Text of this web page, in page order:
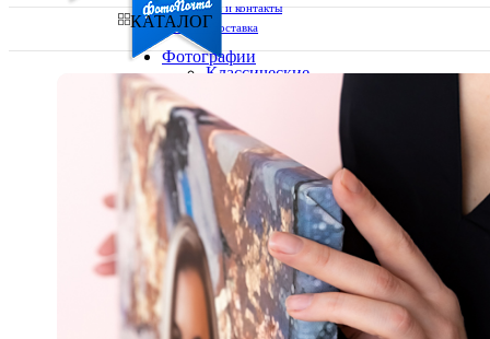
Поддержка и контакты
Оплата и доставка
Ваш город:
Ваш регион доставки
Выберите из списка:
КАТАЛОГ
Фотографии
Классические
13х18
15х15
15х20
20х20
20х30
30х30
30х40
А4
Фото
в